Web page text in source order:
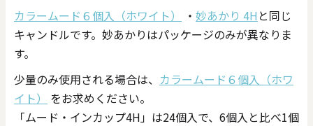
カラームード６個入（ホワイト） ・ 妙あかり 4H と同じ
キャンドルです。妙あかりはパッケージのみが異なりま
す。
少量のみ使用される場合は、 カラームード６個入（ホワ
イト）
をお求めください。
「ムード・インカップ4H」は24個入で、6個入と比べ1個